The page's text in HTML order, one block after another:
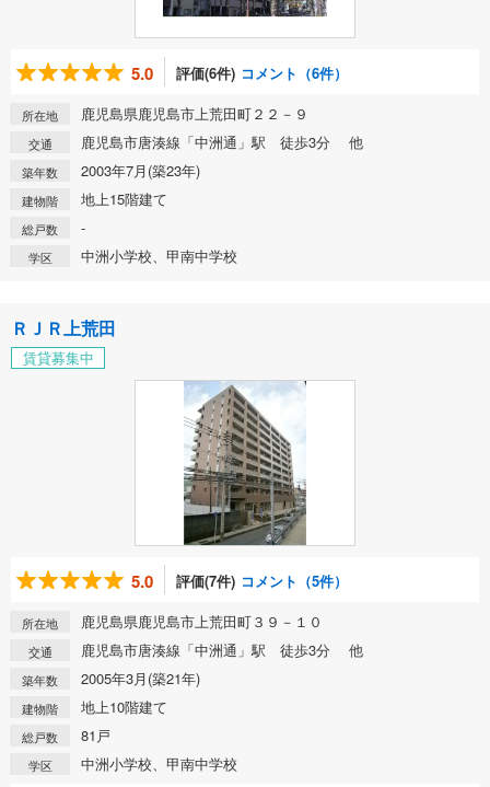
5.0 評価(6件) コメント（6件）
所在地 鹿児島県鹿児島市上荒田町２２－９
交通 鹿児島市唐湊線「中洲通」駅 徒歩3分 他
築年数 2003年7月(築23年)
建物階 地上15階建て
総戸数 -
学区 中洲小学校、甲南中学校
ＲＪＲ上荒田
賃貸募集中
5.0 評価(7件) コメント（5件）
所在地 鹿児島県鹿児島市上荒田町３９－１０
交通 鹿児島市唐湊線「中洲通」駅 徒歩3分 他
築年数 2005年3月(築21年)
建物階 地上10階建て
総戸数 81戸
学区 中洲小学校、甲南中学校